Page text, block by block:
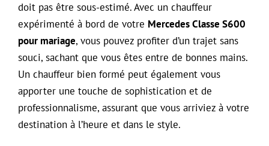
doit pas être sous-estimé. Avec un chauffeur
expérimenté à bord de votre Mercedes Classe S600
pour mariage, vous pouvez profiter d’un trajet sans
souci, sachant que vous êtes entre de bonnes mains.
Un chauffeur bien formé peut également vous
apporter une touche de sophistication et de
professionnalisme, assurant que vous arriviez à votre
destination à l’heure et dans le style.